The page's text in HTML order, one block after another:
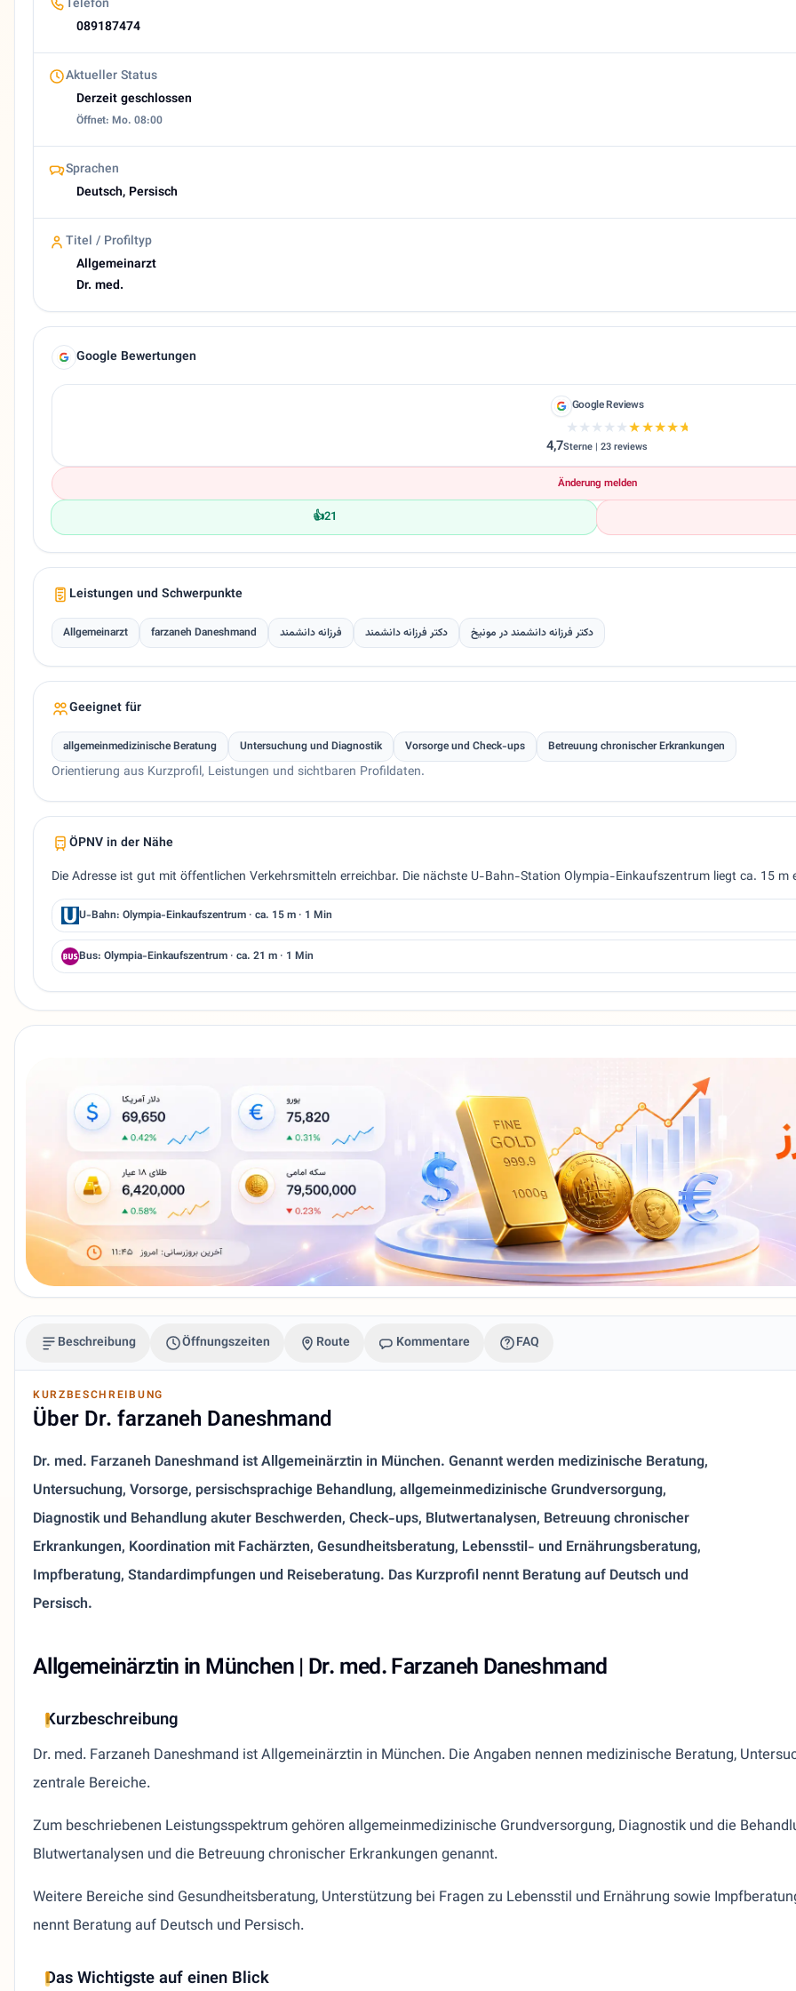
E-Mail
praxis@daneshmand.de
Bewertung
4,7 (23 Google reviews)
Heutige Öffnungszeiten
Geschlossen
Telefon
089187474
Aktueller Status
Derzeit geschlossen
Öffnet: Mo. 08:00
Sprachen
Deutsch, Persisch
Titel / Profiltyp
Allgemeinarzt
Dr. med.
Google Bewertungen
Google Reviews
★★★★★★★★★★
4,7Sterne | 23 reviews
Änderung melden
👍21
Leistungen und Schwerpunkte
Allgemeinarzt farzaneh Daneshmand فرزانه دانشمند دکتر فرزانه دانشمند دکتر فرزانه دانشمند در مونیخ
Geeignet für
allgemeinmedizinische Beratung Untersuchung und Diagnostik Vorsorge und Check-ups Betreuung chronischer Erkrankungen
Orientierung aus Kurzprofil, Leistungen und sichtbaren Profildaten.
ÖPNV in der Nähe
Die Adresse ist gut mit öffentlichen Verkehrsmitteln erreichbar. Die nächste U-Bahn-Station Olympia-Einkaufszentrum liegt ca. 15 m
U-Bahn: Olympia-Einkaufszentrum · ca. 15 m · 1 Min
Bus: Olympia-Einkaufszentrum · ca. 21 m · 1 Min
Beschreibung Öffnungszeiten Route Kommentare FAQ
KURZBESCHREIBUNG
Über Dr. farzaneh Daneshmand
Dr. med. Farzaneh Daneshmand ist Allgemeinärztin in München. Genannt werden medizinische Beratung,
Untersuchung, Vorsorge, persischsprachige Behandlung, allgemeinmedizinische Grundversorgung,
Diagnostik und Behandlung akuter Beschwerden, Check-ups, Blutwertanalysen, Betreuung chronischer
Erkrankungen, Koordination mit Fachärzten, Gesundheitsberatung, Lebensstil- und Ernährungsberatung,
Impfberatung, Standardimpfungen und Reiseberatung. Das Kurzprofil nennt Beratung auf Deutsch und
Persisch.
Allgemeinärztin in München | Dr. med. Farzaneh Daneshmand
Kurzbeschreibung
Dr. med. Farzaneh Daneshmand ist Allgemeinärztin in München. Die Angaben nennen medizinische Beratung,
zentrale Bereiche.
Zum beschriebenen Leistungsspektrum gehören allgemeinmedizinische Grundversorgung, Diagnostik und die
Blutwertanalysen und die Betreuung chronischer Erkrankungen genannt.
Weitere Bereiche sind Gesundheitsberatung, Unterstützung bei Fragen zu Lebensstil und Ernährung sowie
nennt Beratung auf Deutsch und Persisch.
Das Wichtigste auf einen Blick